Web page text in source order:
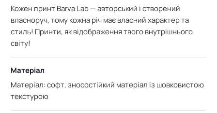
Кожен принт Barva Lab — авторський і створений
власноруч, тому кожна річ має власний характер та
стиль! Принти, як відображення твого внутрішнього
світу!
Матеріал
Матеріал: софт, зносостійкий матеріал із шовковистою
текстурою